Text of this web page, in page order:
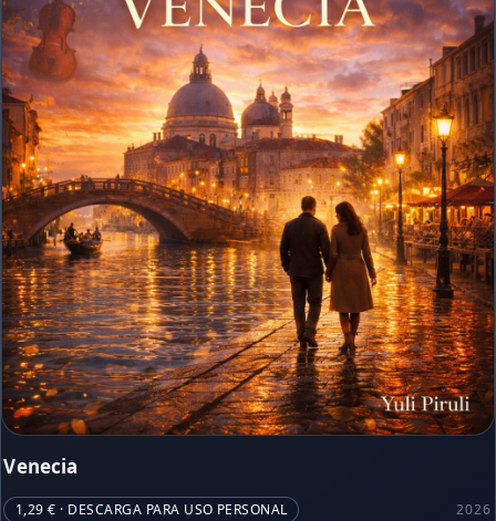
Venecia
1,29 € · DESCARGA PARA USO PERSONAL 2026